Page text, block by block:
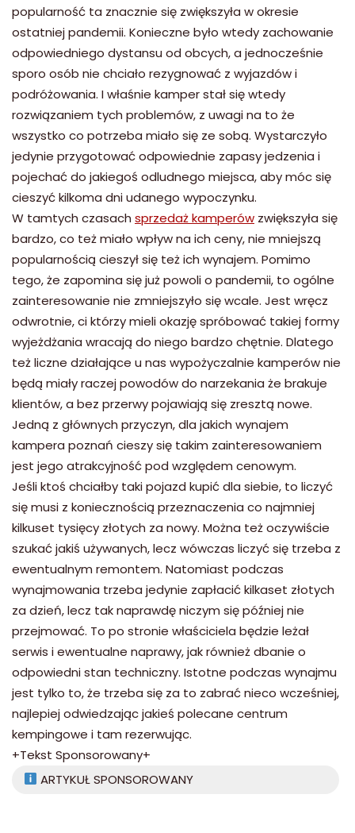
popularność ta znacznie się zwiększyła w okresie
ostatniej pandemii. Konieczne było wtedy zachowanie
odpowiedniego dystansu od obcych, a jednocześnie
sporo osób nie chciało rezygnować z wyjazdów i
podróżowania. I właśnie kamper stał się wtedy
rozwiązaniem tych problemów, z uwagi na to że
wszystko co potrzeba miało się ze sobą. Wystarczyło
jedynie przygotować odpowiednie zapasy jedzenia i
pojechać do jakiegoś odludnego miejsca, aby móc się
cieszyć kilkoma dni udanego wypoczynku.
W tamtych czasach sprzedaż kamperów zwiększyła się
bardzo, co też miało wpływ na ich ceny, nie mniejszą
popularnością cieszył się też ich wynajem. Pomimo
tego, że zapomina się już powoli o pandemii, to ogólne
zainteresowanie nie zmniejszyło się wcale. Jest wręcz
odwrotnie, ci którzy mieli okazję spróbować takiej formy
wyjeżdżania wracają do niego bardzo chętnie. Dlatego
też liczne działające u nas wypożyczalnie kamperów nie
będą miały raczej powodów do narzekania że brakuje
klientów, a bez przerwy pojawiają się zresztą nowe.
Jedną z głównych przyczyn, dla jakich wynajem
kampera poznań cieszy się takim zainteresowaniem
jest jego atrakcyjność pod względem cenowym.
Jeśli ktoś chciałby taki pojazd kupić dla siebie, to liczyć
się musi z koniecznością przeznaczenia co najmniej
kilkuset tysięcy złotych za nowy. Można też oczywiście
szukać jakiś używanych, lecz wówczas liczyć się trzeba z
ewentualnym remontem. Natomiast podczas
wynajmowania trzeba jedynie zapłacić kilkaset złotych
za dzień, lecz tak naprawdę niczym się później nie
przejmować. To po stronie właściciela będzie leżał
serwis i ewentualne naprawy, jak również dbanie o
odpowiedni stan techniczny. Istotne podczas wynajmu
jest tylko to, że trzeba się za to zabrać nieco wcześniej,
najlepiej odwiedzając jakieś polecane centrum
kempingowe i tam rezerwując.
+Tekst Sponsorowany+
ARTYKUŁ SPONSOROWANY